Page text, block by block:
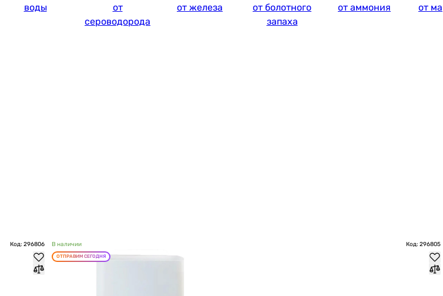
воды
от
сероводорода
от железа
от болотного
запаха
от аммония
от
Код: 296806 В наличии Код: 296805
ОТПРАВИМ СЕГОДНЯ